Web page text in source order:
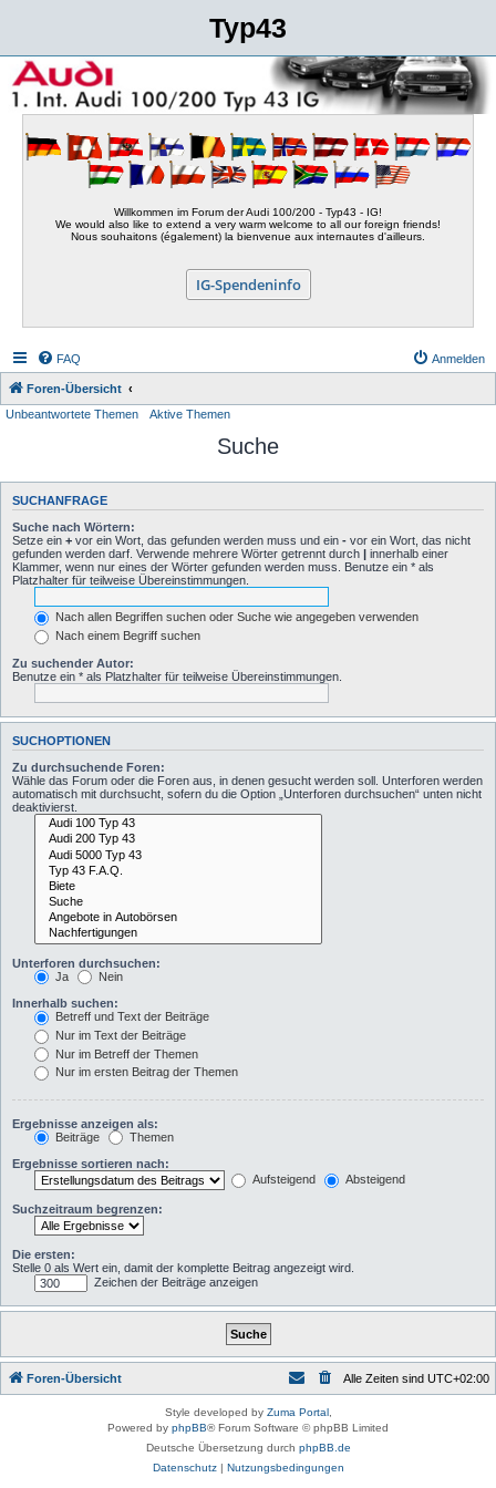
Typ43
Willkommen im Forum der Audi 100/200 - Typ43 - IG!
We would also like to extend a very warm welcome to all our foreign friends!
Nous souhaitons (également) la bienvenue aux internautes d'ailleurs.
IG-Spendeninfo
FAQ Anmelden
Foren-Übersicht
Unbeantwortete Themen
Aktive Themen
Suche
SUCHANFRAGE
Suche nach Wörtern:
Setze ein + vor ein Wort, das gefunden werden muss und ein - vor ein Wort, das nicht
gefunden werden darf. Verwende mehrere Wörter getrennt durch
innerhalb einer
Klammer, wenn nur eines der Wörter gefunden werden muss. Benutze ein * als
Platzhalter für teilweise Übereinstimmungen.
Nach allen Begriffen suchen oder Suche wie angegeben verwenden
Nach einem Begriff suchen
Zu suchender Autor:
Benutze ein * als Platzhalter für teilweise Übereinstimmungen.
SUCHOPTIONEN
Zu durchsuchende Foren:
Wähle das Forum oder die Foren aus, in denen gesucht werden soll. Unterforen werden
automatisch mit durchsucht, sofern du die Option „Unterforen durchsuchen“ unten nicht
deaktivierst.
Unterforen durchsuchen:
Ja
Nein
Innerhalb suchen:
Betreff und Text der Beiträge
Nur im Text der Beiträge
Nur im Betreff der Themen
Nur im ersten Beitrag der Themen
Ergebnisse anzeigen als:
Beiträge
Themen
Ergebnisse sortieren nach:
Aufsteigend
Absteigend
Suchzeitraum begrenzen:
Die ersten:
Stelle 0 als Wert ein, damit der komplette Beitrag angezeigt wird.
Zeichen der Beiträge anzeigen
Foren-Übersicht Alle Zeiten sind UTC+02:00
Style developed by Zuma Portal,
Powered by phpBB® Forum Software © phpBB Limited
Deutsche Übersetzung durch phpBB.de
Datenschutz| Nutzungsbedingungen